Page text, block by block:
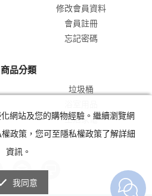
修改會員資料
會員註冊
忘記密碼
商品分類
垃圾桶
生活家電
室內香氛
網站及您的購物經驗。繼續瀏覽網
政策，您可至隱私權政策了解詳細
資訊。
我同意